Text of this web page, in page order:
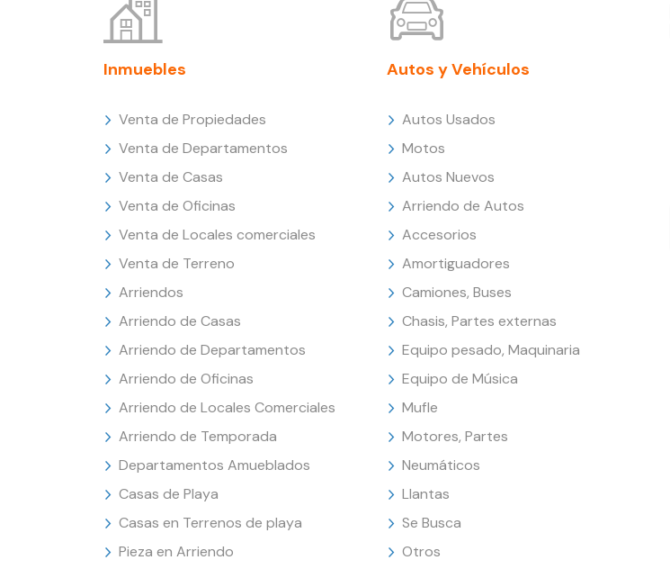
Inmuebles
Venta de Propiedades
Venta de Departamentos
Venta de Casas
Venta de Oficinas
Venta de Locales comerciales
Venta de Terreno
Arriendos
Arriendo de Casas
Arriendo de Departamentos
Arriendo de Oficinas
Arriendo de Locales Comerciales
Arriendo de Temporada
Departamentos Amueblados
Casas de Playa
Casas en Terrenos de playa
Pieza en Arriendo
Autos y Vehículos
Autos Usados
Motos
Autos Nuevos
Arriendo de Autos
Accesorios
Amortiguadores
Camiones, Buses
Chasis, Partes externas
Equipo pesado, Maquinaria
Equipo de Música
Mufle
Motores, Partes
Neumáticos
Llantas
Se Busca
Otros